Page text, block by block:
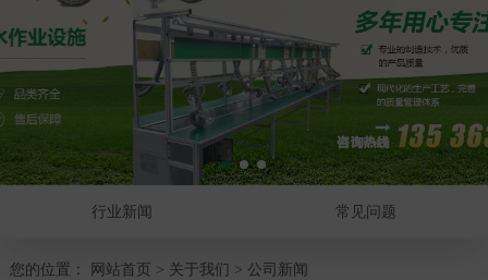
行业新闻 常见问题
您的位置： 网站首页 > 关于我们 > 公司新闻